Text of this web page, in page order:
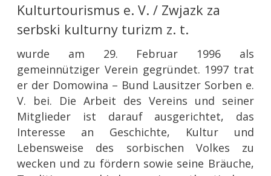
Kulturtourismus e. V. / Zwjazk za
serbski kulturny turizm z. t.
wurde am 29. Februar 1996 als
gemeinnütziger Verein gegründet. 1997 trat
er der Domowina – Bund Lausitzer Sorben e.
V. bei. Die Arbeit des Vereins und seiner
Mitglieder ist darauf ausgerichtet, das
Interesse an Geschichte, Kultur und
Lebensweise des sorbischen Volkes zu
wecken und zu fördern sowie seine Bräuche,